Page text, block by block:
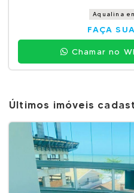
Aqualina
FAÇA
Chamar no
Últimos imóveis